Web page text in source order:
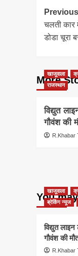
Post
चलती कार
डोडा चूरा
More
खाजूवाला
राजस्थान
विद्युत
गौवंश की
R.Khabar
You
खाजूवाला
ब्रेकिंग न्यूज
विद्युत
गौवंश की
R.Khabar